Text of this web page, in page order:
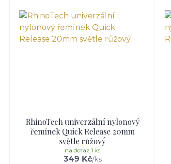
RhinoTech univerzální nylonový
řemínek Quick Release 20mm
světle růžový
349 Kč/ks
na dotaz 1 ks